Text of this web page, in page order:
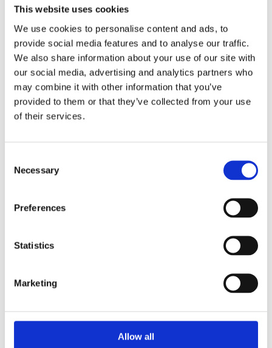
This website uses cookies
We use cookies to personalise content and ads, to
provide social media features and to analyse our traffic.
We also share information about your use of our site with
our social media, advertising and analytics partners who
may combine it with other information that you’ve
provided to them or that they’ve collected from your use
of their services.
Selection
Necessary
Preferences
Statistics
Marketing
Allow all
1. 郡山市との連携による「エネルギーの地産地消」
福島県郡山市の廃棄物処理施設で生まれたバイオマス発電の環
境価値を、グリーン電力証書を通じて活用する国内でも先進的
な官民連携モデルを導入しました。
地域貢献： 地域内で創出されたエネルギー価値を地元企業が
活用し、経済循環を支援します。
2. 廃棄太陽光パネルを資源に変える「リサイクル技術」
将来的な大量廃棄が課題となっている太陽光パネルのカバーガ
ラスを原料に、プラスチック強化用リサイクルグラスファイバ
サーキュラーエコノミーの実現： 産業廃棄物の埋め立て削減
GHG排出量削減を推進します。